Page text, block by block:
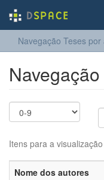
Navegação Teses por
Itens para a
Nome dos autores